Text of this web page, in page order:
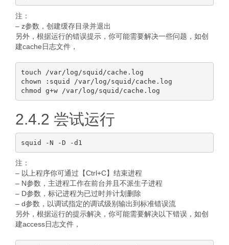
注：
– z参数，创建缓存目录并退出
另外，根据运行的错误提示，你可能需要解决一些问题，如创
建cache日志文件，
touch /var/log/squid/cache.log
chown :squid /var/log/squid/cache.log
2.4.2 尝试运行
注：
– 以上程序你可通过【Ctrl+C】结束进程
– N参数，主进程工作在前台并且不派生子进程
– D参数，标记进程为已过时并计划删除
– d参数，以调试指定的调试级别输出到标准错误流
另外，根据运行的提示解决，你可能需要解决以下错误，如创
建access日志文件，